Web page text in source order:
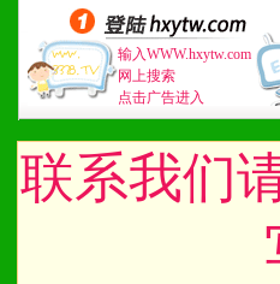
2、具备较
3、具备区
4、具备一
道，医药渠
5、具备较
输入WWW.hxytw.com
网上搜索
点击广告进入
联系我们